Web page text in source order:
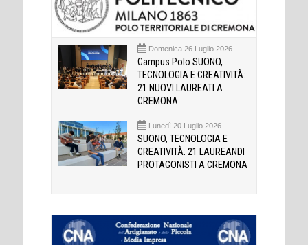
Domenica 26 Luglio 2026
Campus Polo SUONO,
TECNOLOGIA E CREATIVITÀ:
21 NUOVI LAUREATI A
CREMONA
Lunedì 20 Luglio 2026
SUONO, TECNOLOGIA E
CREATIVITÀ: 21 LAUREANDI
PROTAGONISTI A CREMONA